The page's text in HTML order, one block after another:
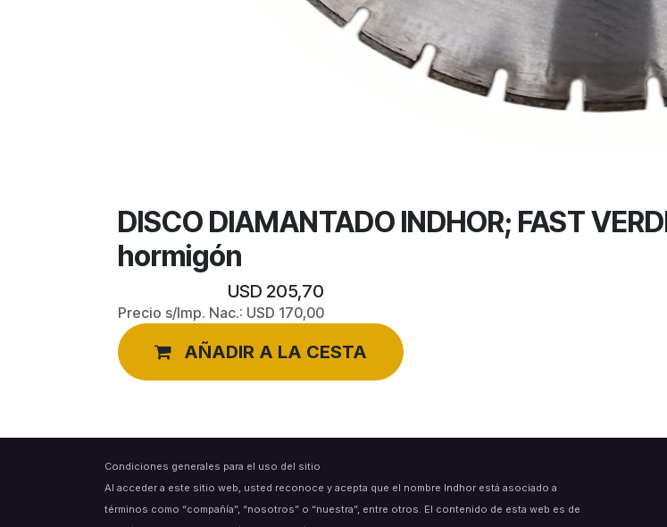
DISCO DIAMANTADO INDHOR; FAST
hormigón
USD 205,70
Precio s/Imp. Nac.: USD 170,00
AÑADIR A LA CESTA
Condiciones generales para el uso del sitio
Al acceder a este sitio web, usted reconoce y acepta que el nombre Indhor está asociado a
términos como “compañía”, “nosotros” o “nuestra”, entre otros. El contenido de esta web es de